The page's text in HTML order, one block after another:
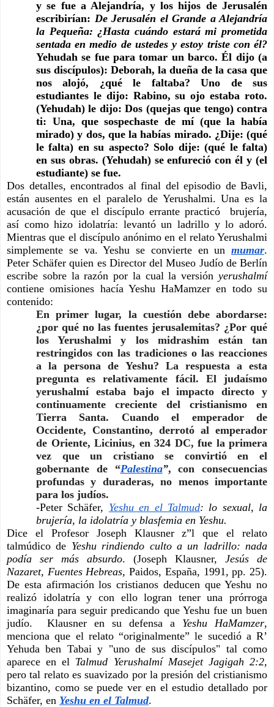
y se fue a Alejandría, y los hijos de Jerusalén
escribirían: De Jerusalén el Grande a Alejandría
la Pequeña: ¿Hasta cuándo estará mi prometida
Yehudah se fue para tomar un barco. Él dijo (a
sus discípulos): Deborah, la dueña de la casa que
nos alojó, ¿qué le faltaba? Uno de sus
estudiantes le dijo: Rabino, su ojo estaba roto.
(Yehudah) le dijo: Dos (quejas que tengo) contra
ti: Una, que sospechaste de mí (que la había
mirado) y dos, que la habías mirado. ¿Dije: (qué
le falta) en su aspecto? Solo dije: (qué le falta)
en sus obras. (Yehudah) se enfureció con él y (el
estudiante) se fue.
Dos detalles, encontrados al final del episodio de Bavli,
están ausentes en el paralelo de Yerushalmi. Una es la
acusación de que el discípulo errante practicó  brujería,
así como hizo idolatría: levantó un ladrillo y lo adoró.
Mientras que el discípulo anónimo en el relato Yerushalmi
simplemente se va. Yeshu se convierte en un mumar.
Peter Schäfer quien es Director del Museo Judío de Berlín
escribe sobre la razón por la cual la versión
yerushalmí
contiene omisiones hacía Yeshu HaMamzer en todo su
contenido:
En primer lugar, la cuestión debe abordarse:
¿por qué no las fuentes jerusalemitas? ¿Por qué
los Yerushalmi y los midrashim están tan
restringidos con las tradiciones o las reacciones
a la persona de Yeshu? La respuesta a esta
pregunta es relativamente fácil. El judaísmo
yerushalmí estaba bajo el impacto directo y
continuamente creciente del cristianismo en
Tierra Santa. Cuando el emperador de
Occidente, Constantino, derrotó al emperador
de Oriente, Licinius, en 324 DC, fue la primera
vez que un cristiano se convirtió en el
gobernante de “Palestina”, con consecuencias
profundas y duraderas, no menos importante
para los judíos.
-Peter Schäfer, Yeshu en el Talmud: lo sexual, la
brujería, la idolatría y blasfemia en Yeshu.
Dice el Profesor Joseph Klausner z”l que el relato
talmúdico de Yeshu rindiendo culto a un ladrillo: nada
podía ser más absurdo. (Joseph Klausner, Jesús de
Nazaret, Fuentes Hebreas, Paidos, España, 1991, pp. 25).
De esta afirmación los cristianos deducen que Yeshu no
realizó idolatría y con ello logran tener una prórroga
imaginaría para seguir predicando que Yeshu fue un buen
judío.  Klausner en su defensa a Yeshu HaMamzer,
menciona que el relato “originalmente” le sucedió a R’
Yehuda ben Tabai y "uno de sus discípulos" tal como
aparece en el
pero tal relato es suavizado por la presión del cristianismo
bizantino, como se puede ver en el estudio detallado por
Schäfer, en Yeshu en el Talmud.